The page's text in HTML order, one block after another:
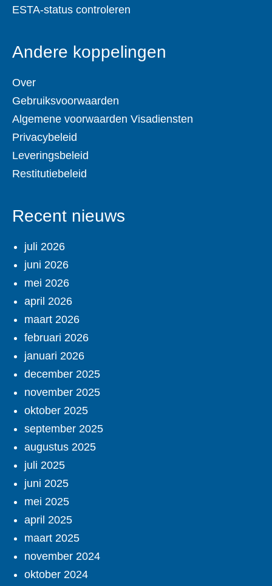
ESTA-status controleren
Andere koppelingen
Over
Gebruiksvoorwaarden
Algemene voorwaarden Visadiensten
Privacybeleid
Leveringsbeleid
Restitutiebeleid
Recent nieuws
juli 2026
juni 2026
mei 2026
april 2026
maart 2026
februari 2026
januari 2026
december 2025
november 2025
oktober 2025
september 2025
augustus 2025
juli 2025
juni 2025
mei 2025
april 2025
maart 2025
november 2024
oktober 2024